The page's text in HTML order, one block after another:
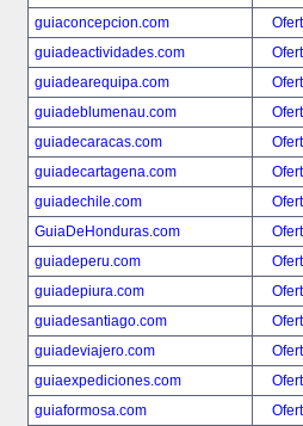
guiaconcepcion.com
guiadeactividades.com
guiadearequipa.com
guiadeblumenau.com
guiadecaracas.com
guiadecartagena.com
guiadechile.com
GuiaDeHonduras.com
guiadeperu.com
guiadepiura.com
guiadesantiago.com
guiadeviajero.com
guiaexpediciones.com
guiaformosa.com